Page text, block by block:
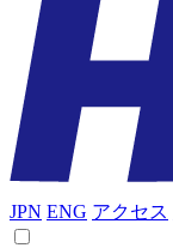
JPN ENG アクセス